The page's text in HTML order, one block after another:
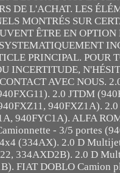
DE L'ACHAT. LES
MONTRÉS SUR
ÊTRE EN OPTION
PRINCIPAL. POUR
INCERTITUDE,
AVEC NOUS.
2.0 JTDM
940FXZ1A).
940FYC1A). ALFA
- 3/5 portes
(334AX). 2.0 D
334AXD2B). 2.0 D
FIAT DOBLO Camion